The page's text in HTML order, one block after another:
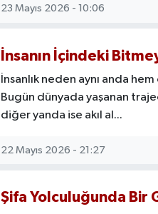
23 Mayıs 2026 - 10:06
İnsanın İçindeki
İnsanlık neden aynı anda
Bugün dünyada yaşanan
diğer yanda ise akıl al...
22 Mayıs 2026 - 21:27
Şifa Yolculuğunda Bir